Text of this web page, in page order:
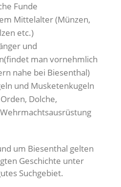
Funde
Mittelalter (Münzen,
etc.)
und
man vornehmlich
nahe bei Biesenthal)
und Musketenkugeln
Dolche,
um Biesenthal gelten
Geschichte unter
Suchgebiet.